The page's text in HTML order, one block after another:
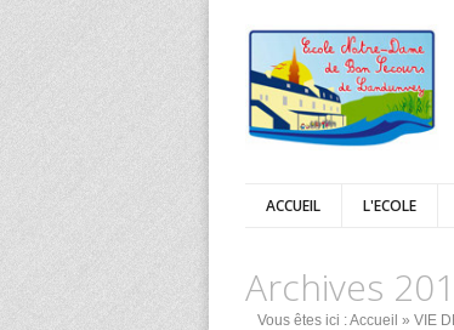
ACCUEIL L'ECOLE
Archives
Vous êtes ici :Accueil » VIE